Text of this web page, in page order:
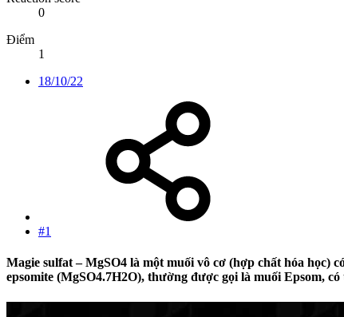
0
Điểm
1
18/10/22
#1
Magie sulfat – MgSO4 là một muối vô cơ (hợp chất hóa
epsomite (MgSO4.7H2O), thường được gọi là muối Epsom,